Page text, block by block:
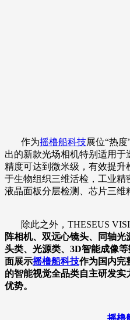
作为摇橹船科技展位“热
出的新款光场相机特别适用于
精度可达到微米级，有效提升
于生物组织三维活检，工业精
液晶面板分层检测、芯片三维
除此之外，THESEUS
阵相机、双远心镜头、同轴
头类、光源类、3D智能成像
面展示摇橹船科技作为国内完
的智能视觉全品类自主研发
优势。
摇橹